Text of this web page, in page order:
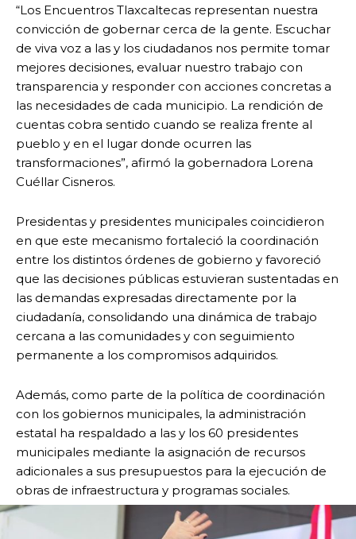
“Los Encuentros Tlaxcaltecas representan nuestra
convicción de gobernar cerca de la gente. Escuchar
de viva voz a las y los ciudadanos nos permite tomar
mejores decisiones, evaluar nuestro trabajo con
transparencia y responder con acciones concretas a
las necesidades de cada municipio. La rendición de
cuentas cobra sentido cuando se realiza frente al
pueblo y en el lugar donde ocurren las
transformaciones”, afirmó la gobernadora Lorena
Cuéllar Cisneros.
Presidentas y presidentes municipales coincidieron
en que este mecanismo fortaleció la coordinación
entre los distintos órdenes de gobierno y favoreció
que las decisiones públicas estuvieran sustentadas en
las demandas expresadas directamente por la
ciudadanía, consolidando una dinámica de trabajo
cercana a las comunidades y con seguimiento
permanente a los compromisos adquiridos.
Además, como parte de la política de coordinación
con los gobiernos municipales, la administración
estatal ha respaldado a las y los 60 presidentes
municipales mediante la asignación de recursos
adicionales a sus presupuestos para la ejecución de
obras de infraestructura y programas sociales.